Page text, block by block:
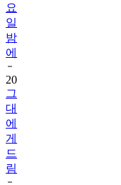
요
일
밤
에
20
그
대
에
게
드
림